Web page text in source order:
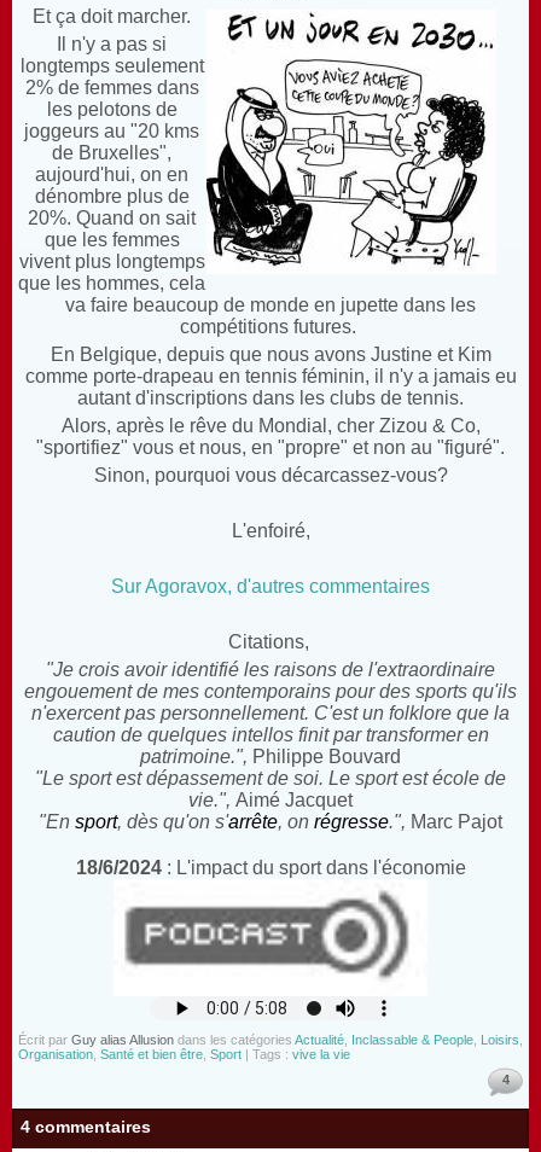
Et ça doit marcher.
Il n'y a pas si
longtemps seulement
2% de femmes dans
les pelotons de
joggeurs au "20 kms
de Bruxelles",
aujourd'hui, on en
dénombre plus de
20%. Quand on sait
que les femmes
vivent plus longtemps
que les hommes, cela
va faire beaucoup de monde en jupette dans les
compétitions futures.
En Belgique, depuis que nous avons Justine et Kim
comme porte-drapeau en tennis féminin, il n'y a jamais eu
autant d'inscriptions dans les clubs de tennis.
Alors, après le rêve du Mondial, cher Zizou & Co,
"sportifiez" vous et nous, en "propre" et non au "figuré".
Sinon, pourquoi vous décarcassez-vous?
L'enfoiré,
Sur Agoravox, d'autres commentaires
Citations,
"Je crois avoir identifié les raisons de l'extraordinaire
engouement de mes contemporains pour des sports qu'ils
n'exercent pas personnellement. C'est un folklore que la
caution de quelques intellos finit par transformer en
patrimoine.", Philippe Bouvard
"Le sport est dépassement de soi. Le sport est école de
vie.", Aimé Jacquet
"En sport, dès qu'on s'arrête, on régresse.", Marc Pajot
18/6/2024 : L'impact du sport dans l'économie
Écrit par Guy alias Allusion dans les catégories Actualité Inclassable & People Loisirs
Organisation Santé et bien être Sport | Tags : vive la vie
4
4 commentaires